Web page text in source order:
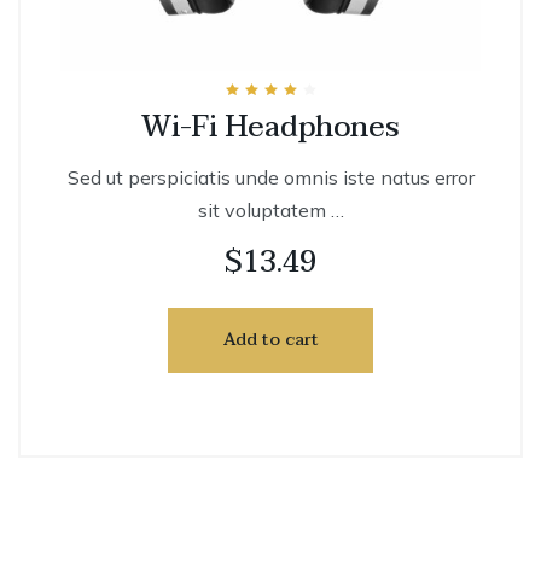
4.00
out of 5
Wi-Fi Headphones
Sed ut perspiciatis unde omnis iste natus error
sit voluptatem …
$13.49
Add to cart